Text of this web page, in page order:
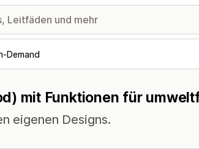
Demand
mit Funktionen für
eigenen Designs.